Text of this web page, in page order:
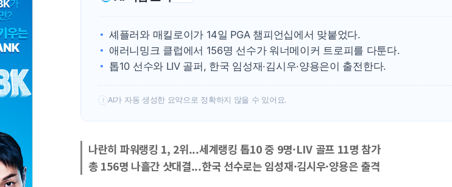
셰플러와 매킬로이가 14일 PGA 챔피언십에서 맞붙었다.
애러니밍크 클럽에서 156명 선수가 워너메이커 트로피를 다툰다.
톱10 선수와 LIV 골퍼, 한국 임성재·김시우·양용은이 출전한다.
! AI가 자동 생성한 요약으로 정확하지 않을 수 있어요.
나란히 파워랭킹 1, 2위...세계랭킹 톱10 중 9명·LIV 골프 11명 참가
총 156명 나흘간 샷대결...한국 선수로는 임성재·김시우·양용은 출격